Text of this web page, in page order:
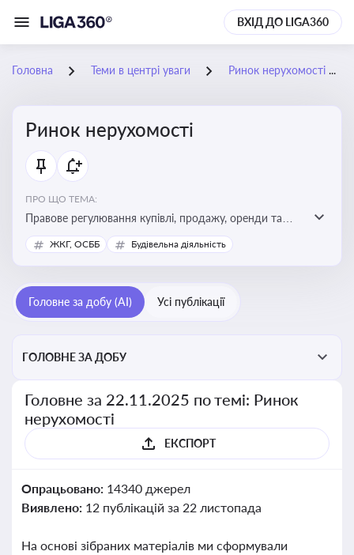
ВХІД ДО LIGA360
Головна Теми в центрі уваги Ринок нерухомості
Ринок нерухомості
ПРО ЩО ТЕМА:
Правове регулювання купівлі, продажу, оренди та
управління нерухомістю, що є ключовим для бізнесу,
інвесторів, забудовників і власників об’єктів майна
ЖКГ, ОСББ Будівельна діяльність
Головне за добу (AI) Усі публікації
ГОЛОВНЕ ЗА ДОБУ
Головне за 22.11.2025 по темі: Ринок
нерухомості
ЕКСПОРТ
Опрацьовано: 14340 джерел
Виявлено: 12 публікацій за 22 листопада
На основі зібраних матеріалів ми сформували